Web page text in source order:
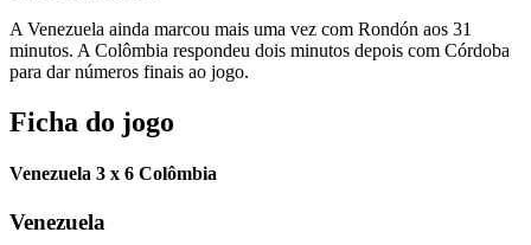
A Venezuela ainda marcou mais uma vez com Rondón aos 31
minutos. A Colômbia respondeu dois minutos depois com Córdoba
para dar números finais ao jogo.
Ficha do jogo
Venezuela 3 x 6 Colômbia
Venezuela